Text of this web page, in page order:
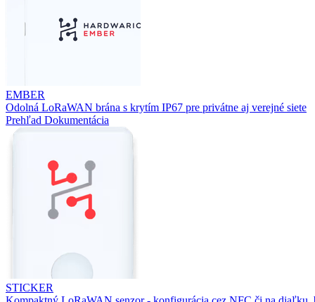
EMBER
Odolná LoRaWAN brána s krytím IP67 pre privátne aj verejné siete
Prehľad Dokumentácia
STICKER